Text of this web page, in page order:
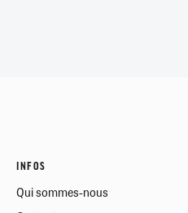
INFOS
Qui sommes-nous